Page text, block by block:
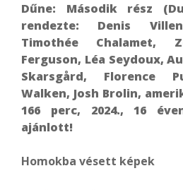
Dűne: Második rész
rendezte: Denis
Timothée Chalamet,
Ferguson, Léa Seydoux,
Skarsgård, Florence
Walken, Josh Brolin,
166 perc, 2024., 16
ajánlott!
Homokba vésett képek